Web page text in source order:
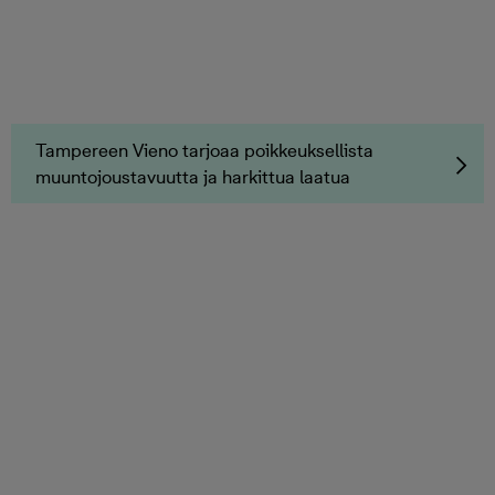
Tampereen Vieno tarjoaa poikkeuksellista
muuntojoustavuutta ja harkittua laatua